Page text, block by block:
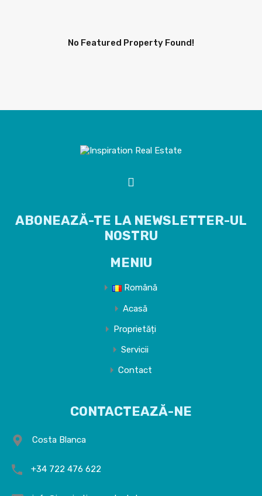
No Featured Property Found!
ABONEAZĂ-TE LA NEWSLETTER-UL
NOSTRU
MENIU
Română
Acasă
Proprietăți
Servicii
Contact
CONTACTEAZĂ-NE
Costa Blanca
+34 722 476 622